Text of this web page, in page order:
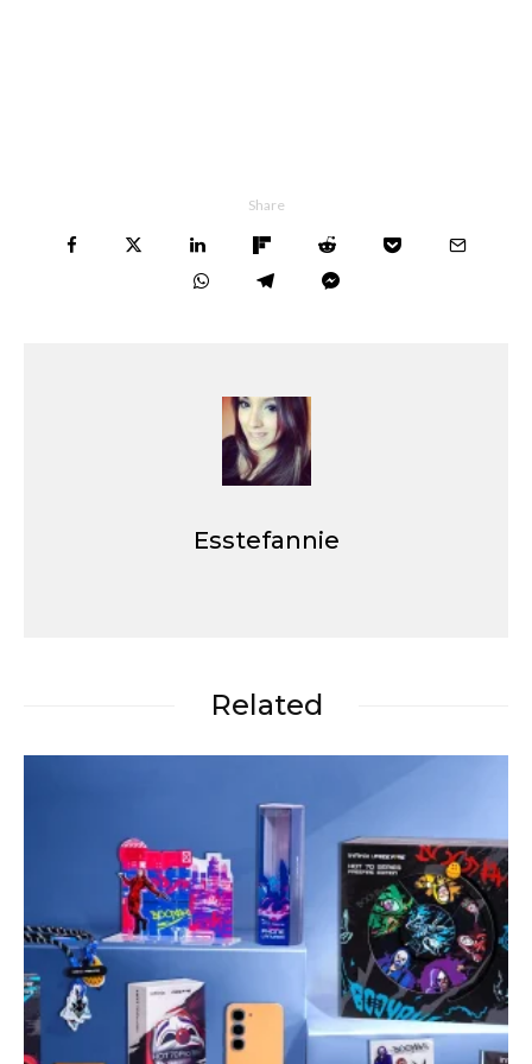
Share
Esstefannie
Related